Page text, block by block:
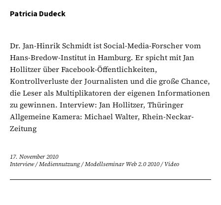
Patricia Dudeck
Dr. Jan-Hinrik Schmidt ist Social-Media-Forscher vom
Hans-Bredow-Institut in Hamburg. Er spicht mit Jan
Hollitzer über Facebook-Öffentlichkeiten,
Kontrollverluste der Journalisten und die große Chance,
die Leser als Multiplikatoren der eigenen Informationen
zu gewinnen. Interview: Jan Hollitzer, Thüringer
Allgemeine Kamera: Michael Walter, Rhein-Neckar-
Zeitung
17. November 2010
Interview/Mediennutzung/Modellseminar Web 2.0 2010/Video